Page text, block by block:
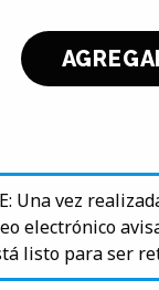
Una vez
electrónico
listo para ser